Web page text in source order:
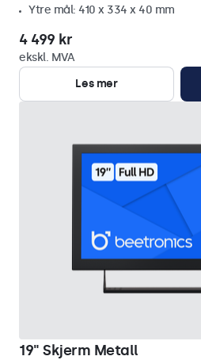
Ytre mål: 410 x 334 x 40 mm
4 499 kr
ekskl. MVA
Les mer
19" Skjerm Metall